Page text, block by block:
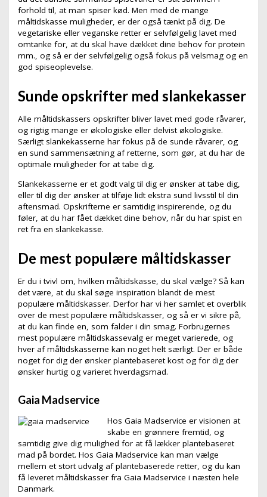
forhold til, at man spiser kød. Men med de mange
måltidskasse muligheder, er der også tænkt på dig. De
vegetariske eller veganske retter er selvfølgelig lavet med
omtanke for, at du skal have dækket dine behov for protein
mm., og så er der selvfølgelig også fokus på velsmag og en
god spiseoplevelse.
Sunde opskrifter med slankekasser
Alle måltidskassers opskrifter bliver lavet med gode råvarer,
og rigtig mange er økologiske eller delvist økologiske.
Særligt slankekasserne har fokus på de sunde råvarer, og
en sund sammensætning af retterne, som gør, at du har de
optimale muligheder for at tabe dig.
Slankekasserne er et godt valg til dig er ønsker at tabe dig,
eller til dig der ønsker at tilføje lidt ekstra sund livsstil til din
aftensmad. Opskrifterne er samtidig inspirerende, og du
føler, at du har fået dækket dine behov, når du har spist en
ret fra en slankekasse.
De mest populære måltidskasser
Er du i tvivl om, hvilken måltidskasse, du skal vælge? Så kan
det være, at du skal søge inspiration blandt de mest
populære måltidskasser. Derfor har vi her samlet et overblik
over de mest populære måltidskasser, og så er vi sikre på,
at du kan finde en, som falder i din smag. Forbrugernes
mest populære måltidskassevalg er meget varierede, og
hver af måltidskasserne kan noget helt særligt. Der er både
noget for dig der ønsker plantebaseret kost og for dig der
ønsker hurtig og varieret hverdagsmad.
Gaia Madservice
Hos Gaia Madservice er visionen at
skabe en grønnere fremtid, og
samtidig give dig mulighed for at få lækker plantebaseret
mad på bordet. Hos Gaia Madservice kan man vælge
mellem et stort udvalg af plantebaserede retter, og du kan
få leveret måltidskasser fra Gaia Madservice i næsten hele
Danmark.